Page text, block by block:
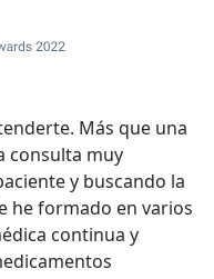
consulta muy
y buscando la
continua y